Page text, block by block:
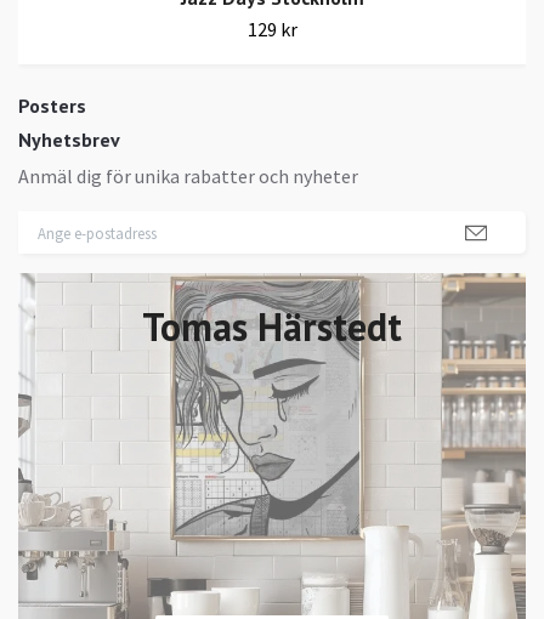
Posters
Nyhetsbrev
Anmäl dig för unika rabatter och nyheter
Tomas Härstedt
129 kr